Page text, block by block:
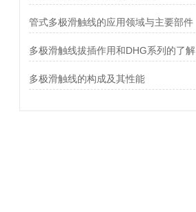
管式多极滑触线的应用领域与主要部件
多极滑触线拔插作用和DHG系列的了解
多极滑触线的构成及其性能